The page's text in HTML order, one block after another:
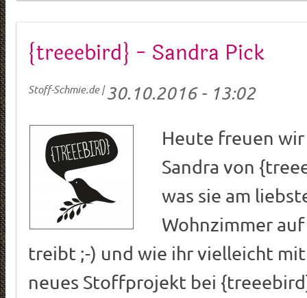
{treeebird} - Sandra Pick
Stoff-Schmie.de|30.10.2016 - 13:02
Heute freuen
Sandra von
was sie am
Wohnzimmer
treibt ;-) und wie ihr vielleicht
neues Stoffprojekt bei